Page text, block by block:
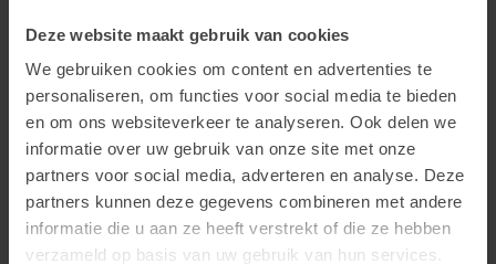
Deze website maakt gebruik van cookies
We gebruiken cookies om content en advertenties te
personaliseren, om functies voor social media te bieden
en om ons websiteverkeer te analyseren. Ook delen we
informatie over uw gebruik van onze site met onze
partners voor social media, adverteren en analyse. Deze
partners kunnen deze gegevens combineren met andere
informatie die u aan ze heeft verstrekt of die ze hebben
verzameld op basis van uw gebruik van hun services.
dit product te kunnen bestellen, is een geverifieerd
account vereist.Vraag eenvoudig een account aan. Na
goedkeuring krijgt u toegang tot prijzen en kunt u direct
een bestelling plaatsen.